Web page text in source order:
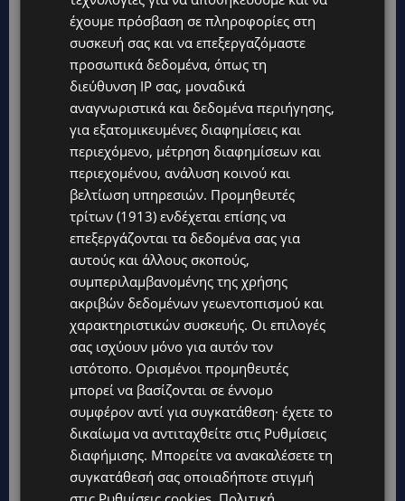
UPDATES
ΚΙΤΡΙΝΗ ΠΡΟΕΙΔΟΠΟΙΗΣΗ: Έτοιμοι για παραλία – Στους 40°C
και σήμερα η Κύπρος-Πότε θα τεθεί σε ισχύ
UPDATES
ΦΕΙΔΙΑΣ ΠΑΝΑΓΙΩΤΟΥ: Η εμφάνισή του στην εκδήλωση για
Ισαάκ και Σολωμού προκάλεσε αντιδράσεις – «Ασέβεια προς
τους νεκρούς»-(Φώτο)
UPDATES
ΔΗΜΟΣ ΛΑΤΣΙΩΝ – ΓΕΡΙΟΥ: Πάνω από 8.000 υπογραφές κατά
των Δομών Ανηλίκων – Ζητούν γραπτή δέσμευση από το
UPDATES
ΑΓΙΟΣ ΙΩΑΝΝΗΣ ΠΙΤΣΙΛΙΑΣ: Ξανανοίγει η πισίνα του χωριού –
Μια ανάσα δροσιάς για κατοίκους και επισκέπτες
έχουμε πρόσβαση σε πληροφορίες στη
συσκευή σας και να επεξεργαζόμαστε
προσωπικά δεδομένα, όπως τη
διεύθυνση IP σας, μοναδικά
αναγνωριστικά και δεδομένα περιήγησης,
για εξατομικευμένες διαφημίσεις και
περιεχόμενο, μέτρηση διαφημίσεων και
περιεχομένου, ανάλυση κοινού και
βελτίωση υπηρεσιών. Προμηθευτές
τρίτων (1913) ενδέχεται επίσης να
επεξεργάζονται τα δεδομένα σας για
αυτούς και άλλους σκοπούς,
συμπεριλαμβανομένης της χρήσης
ακριβών δεδομένων γεωεντοπισμού και
χαρακτηριστικών συσκευής. Οι επιλογές
σας ισχύουν μόνο για αυτόν τον
ιστότοπο. Ορισμένοι προμηθευτές
μπορεί να βασίζονται σε έννομο
συμφέρον αντί για συγκατάθεση· έχετε το
δικαίωμα να αντιταχθείτε στις Ρυθμίσεις
διαφήμισης. Μπορείτε να ανακαλέσετε τη
συγκατάθεσή σας οποιαδήποτε στιγμή